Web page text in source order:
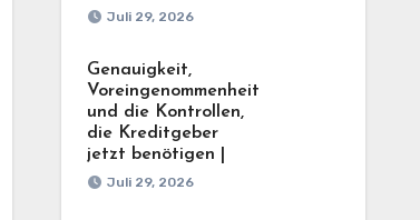
Juli 29, 2026
Genauigkeit,
Voreingenommenheit
und die Kontrollen,
die Kreditgeber
jetzt benötigen |
Juli 29, 2026